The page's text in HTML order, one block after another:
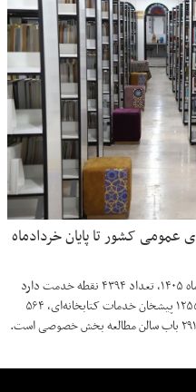
کشور تا پایان خردادماه
نهاد کتابخانه‌های عمومی کشور تا پایان خردادماه ۱۴۰۵، تعداد ۴۳۹۴ نقطه خدمت دارد
که از این تعداد، ۲۲۸۴ باب کتابخانه عمومی، ۱۲۵۵ پیشخان خدمات کتابخانه‌ای، ۵۶۴